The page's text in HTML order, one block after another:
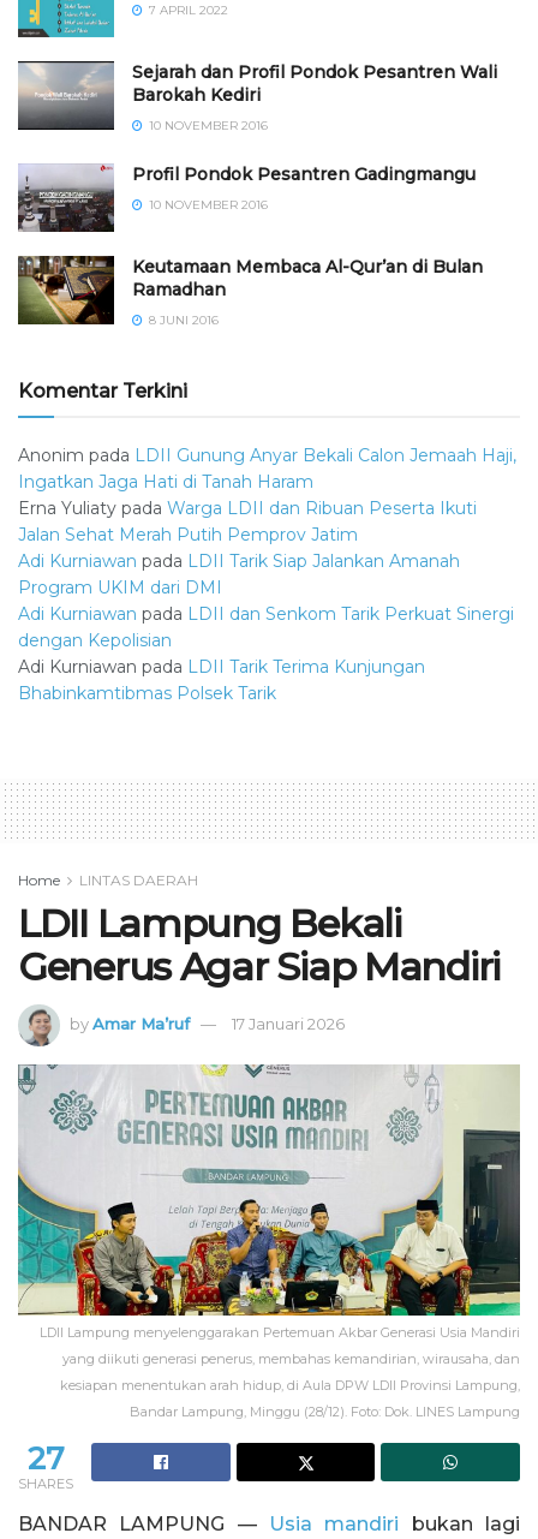
7 APRIL 2022
Sejarah dan Profil Pondok Pesantren Wali
Barokah Kediri
10 NOVEMBER 2016
⁠⁠⁠Profil Pondok Pesantren Gadingmangu
10 NOVEMBER 2016
Keutamaan Membaca Al-Qur’an di Bulan
Ramadhan
8 JUNI 2016
Komentar Terkini
Anonim pada LDII Gunung Anyar Bekali Calon Jemaah Haji,
Ingatkan Jaga Hati di Tanah Haram
Erna Yuliaty pada Warga LDII dan Ribuan Peserta Ikuti
Jalan Sehat Merah Putih Pemprov Jatim
Adi Kurniawan pada LDII Tarik Siap Jalankan Amanah
Program UKIM dari DMI
Adi Kurniawan pada LDII dan Senkom Tarik Perkuat Sinergi
dengan Kepolisian
Adi Kurniawan pada LDII Tarik Terima Kunjungan
Bhabinkamtibmas Polsek Tarik
Home LINTAS DAERAH
LDII Lampung Bekali
Generus Agar Siap Mandiri
byAmar Ma’ruf 17 Januari 2026
LDII Lampung menyelenggarakan Pertemuan Akbar Generasi Usia Mandiri
yang diikuti generasi penerus, membahas kemandirian, wirausaha, dan
kesiapan menentukan arah hidup, di Aula DPW LDII Provinsi Lampung,
Bandar Lampung, Minggu (28/12). Foto: Dok. LINES Lampung
27
SHARES
BANDAR LAMPUNG — Usia mandiri bukan lagi